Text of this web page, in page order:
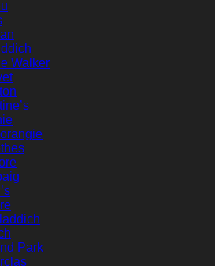
Walker
Park